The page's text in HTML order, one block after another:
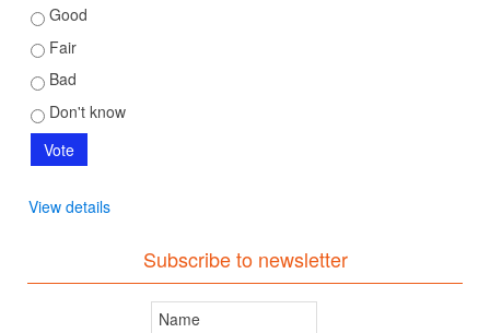
Good
Fair
Bad
Don't know
View details
Subscribe to newsletter